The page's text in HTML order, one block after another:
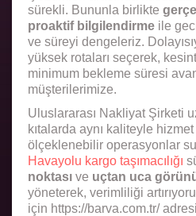
sürekli. Bununla birlikte
proaktif bilgilendirme ile
ve süreyi dengeleriz.
yüksek rotaları seçerek,
minimum bekleme süresi
müşterilerimize.
Uluslararası Nakliyat Şirketi
kıtalarda aynı kaliteyle
ölçeklenebilir operasyonlar
Havayolu kargo taşımacılığı
noktası ve uçtan uca
yöneterek, verimliliği
için https://barva.com.tr/